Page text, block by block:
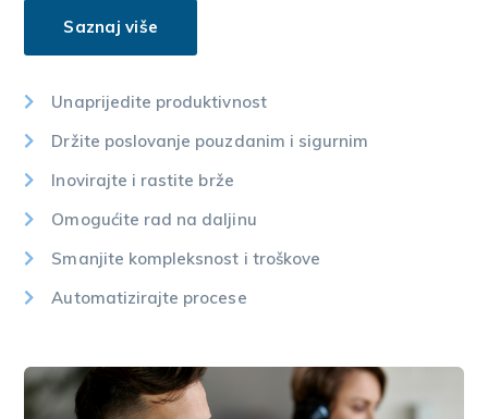
Saznaj više
Unaprijedite produktivnost
Držite poslovanje pouzdanim i sigurnim
Inovirajte i rastite brže
Omogućite rad na daljinu
Smanjite kompleksnost i troškove
Automatizirajte procese